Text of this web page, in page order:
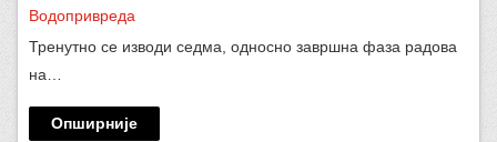
Водопривреда
Тренутно се изводи седма, односно завршна фаза радова
на…
Опширније